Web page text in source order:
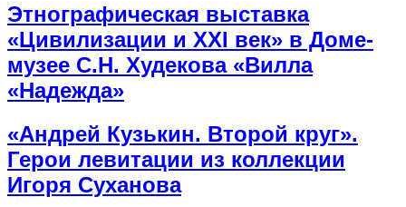
Этнографическая выставка
«Цивилизации и ХХI век» в Доме-
музее С.Н. Худекова «Вилла
«Надежда»
«Андрей Кузькин. Второй круг».
Герои левитации из коллекции
Игоря Суханова